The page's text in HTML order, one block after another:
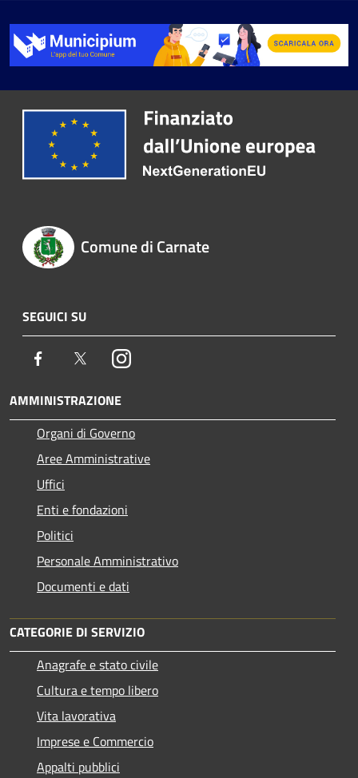
Comune di Carnate
SEGUICI SU
Facebook TwitterInstagram
AMMINISTRAZIONE
Organi di Governo
Aree Amministrative
Uffici
Enti e fondazioni
Politici
Personale Amministrativo
Documenti e dati
CATEGORIE DI SERVIZIO
Anagrafe e stato civile
Cultura e tempo libero
Vita lavorativa
Imprese e Commercio
Appalti pubblici